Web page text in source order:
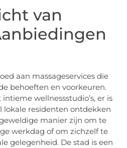
van
aan massageservices die
behoeften en voorkeuren.
wellnessstudio’s, er is
lokale residenten ontdekken
manier zijn om te
werkdag of om zichzelf te
gelegenheid. De stad is een